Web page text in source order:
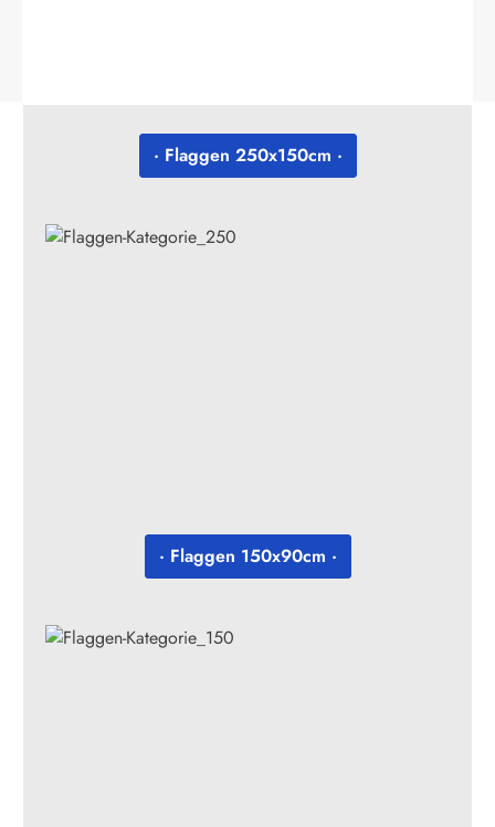
· Flaggen 250x150cm ·
· Flaggen 150x90cm ·